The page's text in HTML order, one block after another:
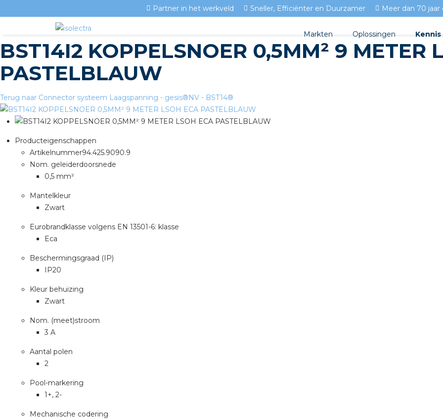
BST14I2 KOPPELSNOER 0,5MM² 9 METER
PASTELBLAUW
Terug naar Connector systeem Laagspanning - gesis®NV - BST14®
Producteigenschappen
Artikelnummer94.425.9090.9
Nom. geleiderdoorsnede
0,5 mm²
Mantelkleur
Zwart
Eurobrandklasse volgens EN 13501-6: klasse
Eca
Beschermingsgraad (IP)
IP20
Kleur behuizing
Zwart
Nom. (meet)stroom
3 A
Aantal polen
2
Pool-markering
1+, 2-
Mechanische codering
Partner in het werkveld Sneller, Efficiënter en Duurzamer Meer dan 70 jaar
Markten Oplossingen Kennis